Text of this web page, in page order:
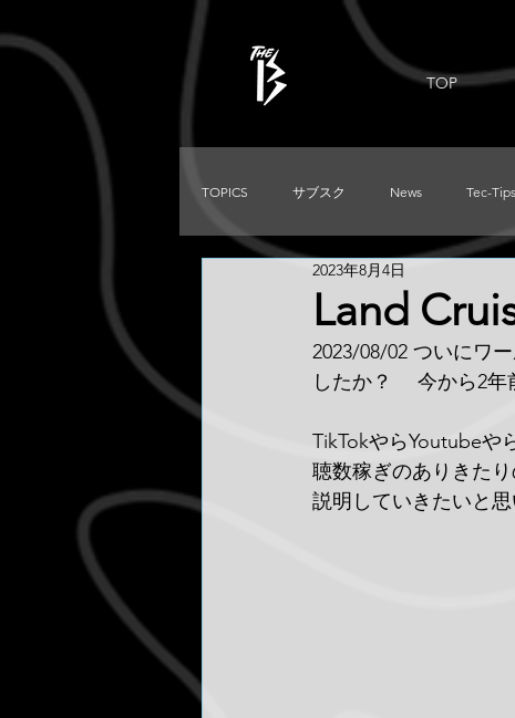
TOP
TOPICS サブスク News Tec-Tips
Used
TACOMA
Land
2023年8月4日
2023/08/02 ついにワ
したか？ 　今から2年
TikTokやらYoutubeや
聴数稼ぎのありきた
説明していきたいと思